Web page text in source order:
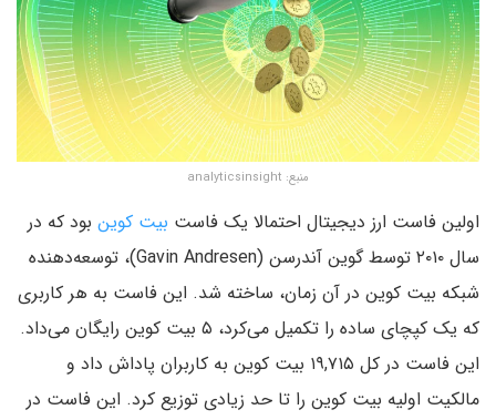
منبع: analyticsinsight
اولین فاست ارز دیجیتال احتمالا یک فاست بیت کوین بود که در
سال ۲۰۱۰ توسط گوین آندرسن (Gavin Andresen)، توسعه‌دهنده
شبکه بیت کوین در آن زمان، ساخته شد. این فاست به هر کاربری
که یک کپچای ساده را تکمیل می‌کرد، ۵ بیت کوین رایگان می‌داد.
این فاست در کل ۱۹,۷۱۵ بیت کوین به کاربران پاداش داد و
مالکیت اولیه بیت کوین را تا حد زیادی توزیع کرد. این فاست در